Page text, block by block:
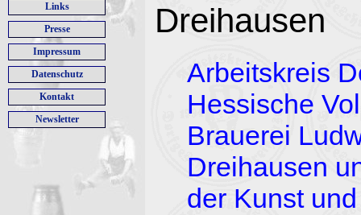
Links
Presse
Impressum
Datenschutz
Kontakt
Newsletter
Dreihausen
Arbeitskreis
Hessische
Brauerei
Dreihausen
der Kunst